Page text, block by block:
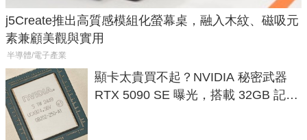
j5Create推出高質感模組化螢幕桌，融入木紋、磁吸元
素兼顧美觀與實用
半導體/電子產業
顯卡太貴買不起？NVIDIA 秘密武器
RTX 5090 SE 曝光，搭載 32GB 記憶